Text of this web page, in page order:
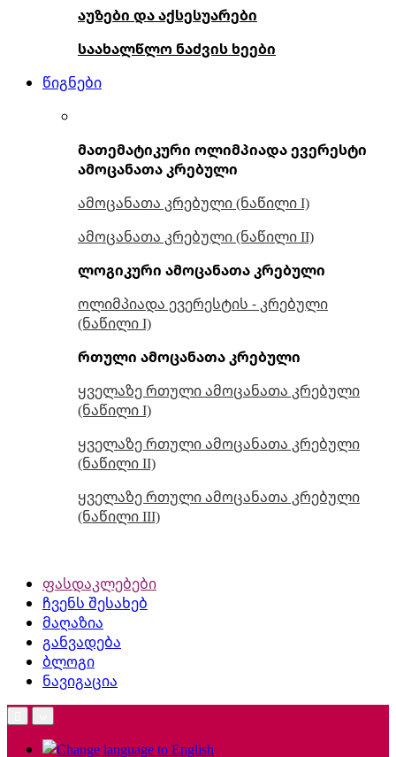
აუზები და აქსესუარები
საახალწლო ნაძვის ხეები
წიგნები
მათემატიკური ოლიმპიადა ევერესტი
ამოცანათა კრებული
ამოცანათა კრებული (ნაწილი I)
ამოცანათა კრებული (ნაწილი II)
ლოგიკური ამოცანათა კრებული
ოლიმპიადა ევერესტის - კრებული
(ნაწილი I)
რთული ამოცანათა კრებული
ყველაზე რთული ამოცანათა კრებული
(ნაწილი I)
ყველაზე რთული ამოცანათა კრებული
(ნაწილი II)
ყველაზე რთული ამოცანათა კრებული
(ნაწილი III)
ფასდაკლებები
ჩვენს შესახებ
მაღაზია
განვადება
ბლოგი
ნავიგაცია